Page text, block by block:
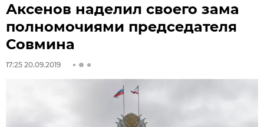
Аксенов наделил своего зама
полномочиями председателя
Совмина
17:25 20.09.2019